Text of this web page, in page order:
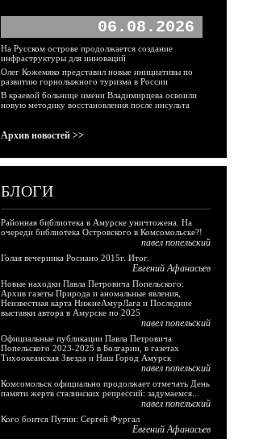
06.08.2026
На Русском острове продолжается создание
инфраструктуры для инноваций
Олег Кожемяко представил новые инициативы по
развитию горнолыжного туризма в России
В краевой больнице имени Владимирцева освоили
новую методику восстановления после инсульта
Архив новостей >>
БЛОГИ
Районная библиотека в Амурске уничтожена. На
очереди библиотека Островского в Комсомольске?!
павел попельский
Голая вечеринка Роснано 2015г. Итог.
Евгений Афанасьев
Новые находки Павла Петровича Попельского:
Архив газеты Природа и аномальные явления,
Неизвестная карта НижнеАмурЛага и Последние
выставки автора в Амурске по 2025
павел попельский
Официальные публикации Павла Петровича
Попельского 2023-2025 в Болгарии, в газетах
Тихоокеанская Звезда и Наш Город Амурск
павел попельский
Комсомольск официально продолжает отмечать День
памяти жертв сталинских репрессий: задумаемся...
павел попельский
Кого боится Путин: Сергей Фургал
Евгений Афанасьев